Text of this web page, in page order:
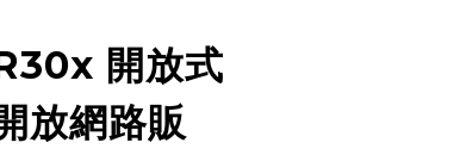
開放式
放網路販